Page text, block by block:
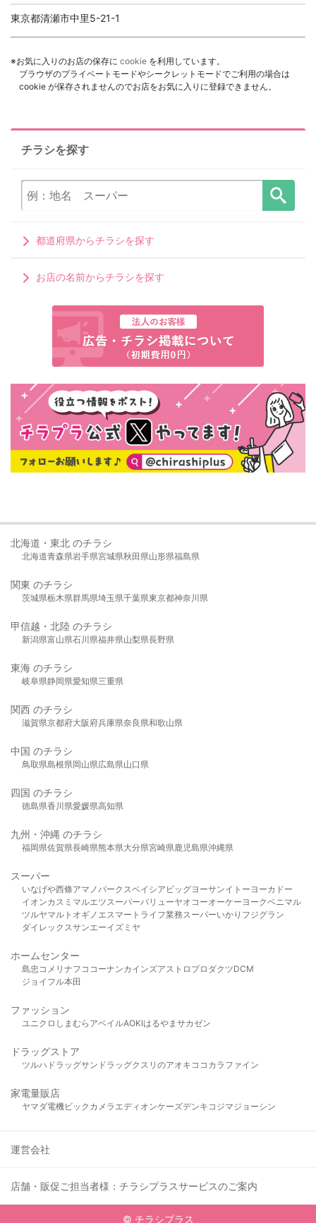
東京都清瀬市中里5-21-1
※お気に入りのお店の保存に cookie を利用しています。
ブラウザのプライベートモードやシークレットモードでご利用の場合は
cookie が保存されませんのでお店をお気に入りに登録できません。
チラシを探す
都道府県からチラシを探す
お店の名前からチラシを探す
北海道・東北 のチラシ
北海道青森県岩手県宮城県秋田県山形県福島県
関東 のチラシ
茨城県栃木県群馬県埼玉県千葉県東京都神奈川県
甲信越・北陸 のチラシ
新潟県富山県石川県福井県山梨県長野県
東海 のチラシ
岐阜県静岡県愛知県三重県
関西 のチラシ
滋賀県京都府大阪府兵庫県奈良県和歌山県
中国 のチラシ
鳥取県島根県岡山県広島県山口県
四国 のチラシ
徳島県香川県愛媛県高知県
九州・沖縄 のチラシ
福岡県佐賀県長崎県熊本県大分県宮崎県 鹿児島県沖縄県
スーパー
いなげや西條アマノパークスベイシア ビッグヨーサンイトーヨーカドー
イオンカスミ マルエツ スーパーバリューヤオコーオーケー ヨークベニマル
ツルヤマルト オギノ エスマート ライフ業務スーパーいかり フジグラン
ダイレックスサンエーイズミヤ
ホームセンター
島忠 コメリ ナフコ コーナンカインズアストロプロダクツDCM
ジョイフル本田
ファッション
ユニクロ しまむら アベイルAOKIはるやま サカゼン
ドラッグストア
ツルハドラッグサンドラッグクスリのアオキ ココカラファイン
家電量販店
ヤマダ電機ビックカメラ エディオンケーズデンキ コジマジョーシン
運営会社
店舗・販促ご担当者様：チラシプラスサービスのご案内
© チラシプラス